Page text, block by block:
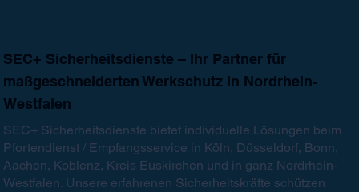
SEC+ Sicherheitsdienste – Ihr Partner für
maßgeschneiderten Werkschutz in Nordrhein-
Westfalen
SEC+ Sicherheitsdienste bietet individuelle Lösungen beim
Pfortendienst / Empfangsservice in Köln, Düsseldorf, Bonn,
Aachen, Koblenz, Kreis Euskirchen und in ganz Nordrhein-
Westfalen. Unsere erfahrenen Sicherheitskräfte schützen